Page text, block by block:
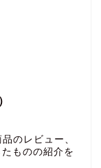
のレビュー、
ものの紹介を